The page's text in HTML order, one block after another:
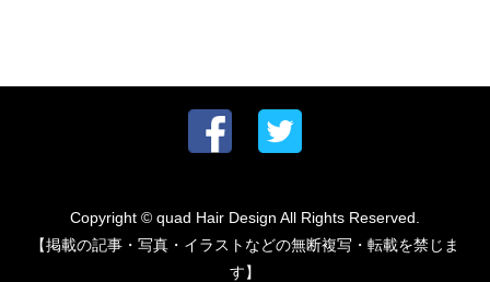
Copyright © quad Hair Design All Rights Reserved.
【掲載の記事・写真・イラストなどの無断複写・転載を禁じま
す】